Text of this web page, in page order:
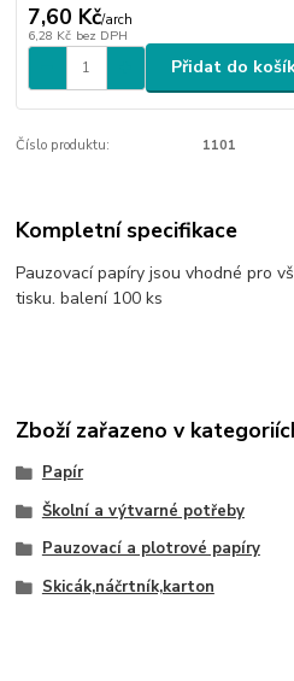
7,60 Kč/arch
6,28 Kč bez DPH
Přidat do
Číslo produktu: 1101
Kompletní specifikace
Pauzovací papíry jsou vhodné pro
tisku. balení 100 ks
Zboží zařazeno v
Papír
Školní a výtvarné potřeby
Pauzovací a plotrové papíry
Skicák,náčrtník,karton